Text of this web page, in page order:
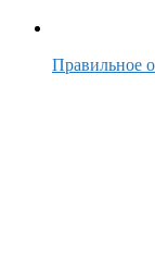
Правильное